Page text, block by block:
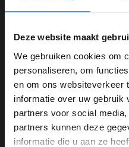
Deze website maakt
We gebruiken cookies om
personaliseren, om
en om ons websiteverkeer
informatie over uw gebruik
partners voor social
partners kunnen deze
informatie die u aan ze
Dit bericht op Instagram
WELKOM BIJ
Ben je 24
Pas je advertentie
door te gaan